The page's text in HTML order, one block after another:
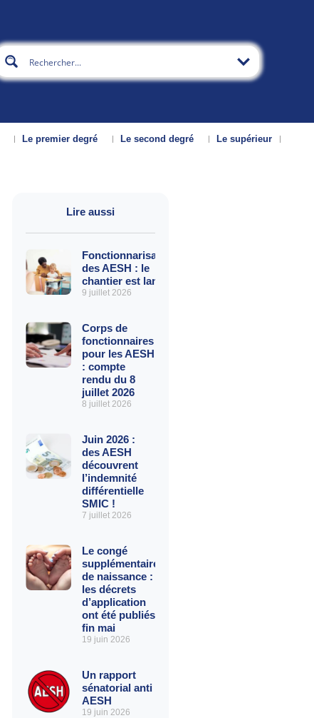
Le premier degré Le second degré
Le supérieur
Lire aussi
Fonctionnarisation
des AESH : le
chantier est lancé
9 juillet 2026
Corps de
fonctionnaires
pour les AESH
: compte
rendu du 8
juillet 2026
8 juillet 2026
Juin 2026 :
des AESH
découvrent
l’indemnité
différentielle
SMIC !
7 juillet 2026
Le congé
supplémentaire
de naissance :
les décrets
d’application
ont été publiés
fin mai
19 juin 2026
Un rapport
sénatorial anti
AESH
19 juin 2026